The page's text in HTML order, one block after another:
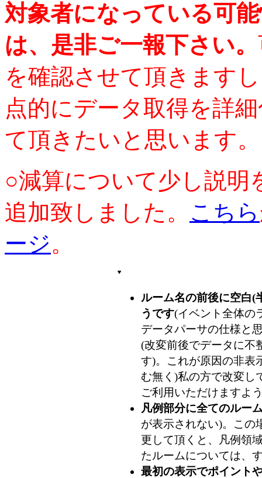
対象者になっている可
は、是非ご一報下さい。
を確認させて頂きます
点的にデータ取得を詳
て頂きたいと思います。
○減算について少し説明
追加致しました。 こちら
ージ。
ルーム名の前後に空白(
うです(イベント全体の
データパーサの仕様と
(改変前後でデータに不
す)。これが原因の非表
む無く)私の方で改変し
ご利用いただけますよ
凡例部分に全てのルー
が表示されない)。この
更して頂くと、凡例領
たルームについては、
最初の表示でポイント